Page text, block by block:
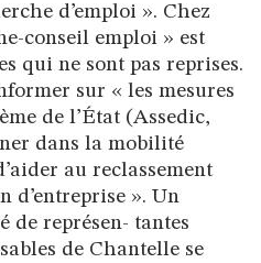
d’emploi ». Chez
conseil emploi » est
qui ne sont pas reprises.
sur « les mesures
de l’État (Assedic,
dans la mobilité
au reclassement
d’entreprise ». Un
de représen- tantes
de Chantelle se